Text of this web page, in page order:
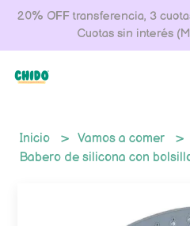
20% OFF transferencia, 3
Cuotas sin interés
Inicio
Vamos a comer
Babero de silicona con